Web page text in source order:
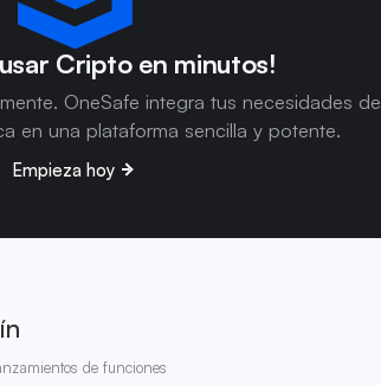
Cripto en minutos!
OneSafe integra tus necesidades de
en una plataforma sencilla y potente.
Empieza hoy
de funciones